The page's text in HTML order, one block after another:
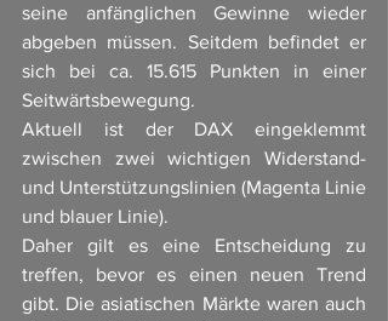
seine anfänglichen Gewinne wieder
abgeben müssen. Seitdem befindet er
sich bei ca. 15.615 Punkten in einer
Seitwärtsbewegung.
Aktuell ist der DAX eingeklemmt
zwischen zwei wichtigen Widerstand-
und Unterstützungslinien (Magenta Linie
und blauer Linie).
Daher gilt es eine Entscheidung zu
treffen, bevor es einen neuen Trend
gibt. Die asiatischen Märkte waren auch